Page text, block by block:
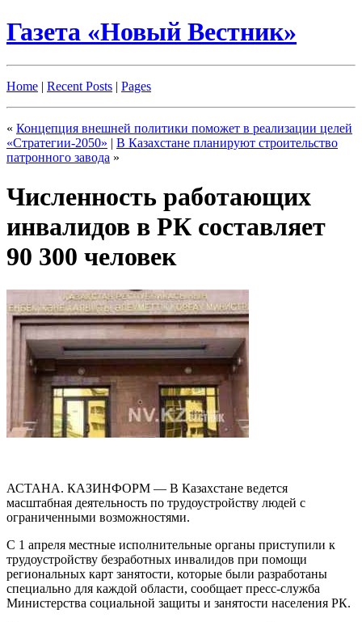
Газета «Новый Вестник»
Home | Recent Posts | Pages
« Концепция внешней политики поможет в реализации целей
«Стратегии-2050» | В Казахстане планируют строительство
патронного завода »
Численность работающих
инвалидов в РК составляет
90 300 человек
АСТАНА. КАЗИНФОРМ — В Казахстане ведется
масштабная деятельность по трудоустройству людей с
ограниченными возможностями.
С 1 апреля местные исполнительные органы приступили к
трудоустройству безработных инвалидов при помощи
региональных карт занятости, которые были разработаны
специально для каждой области, сообщает пресс-служба
Министерства социальной защиты и занятости населения РК.